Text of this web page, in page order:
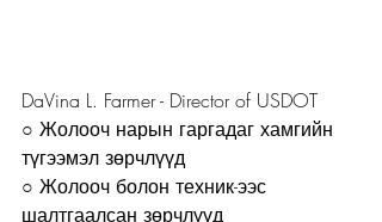
DaVina L. Farmer - Director of USDOT
○ Жолооч нарын гаргадаг хамгийн
түгээмэл зөрчлүүд
○ Жолооч болон техник-ээс
шалтгаалсан зөрчлүүд